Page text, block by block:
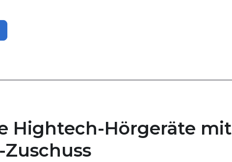
Hightech-Hörgeräte mit